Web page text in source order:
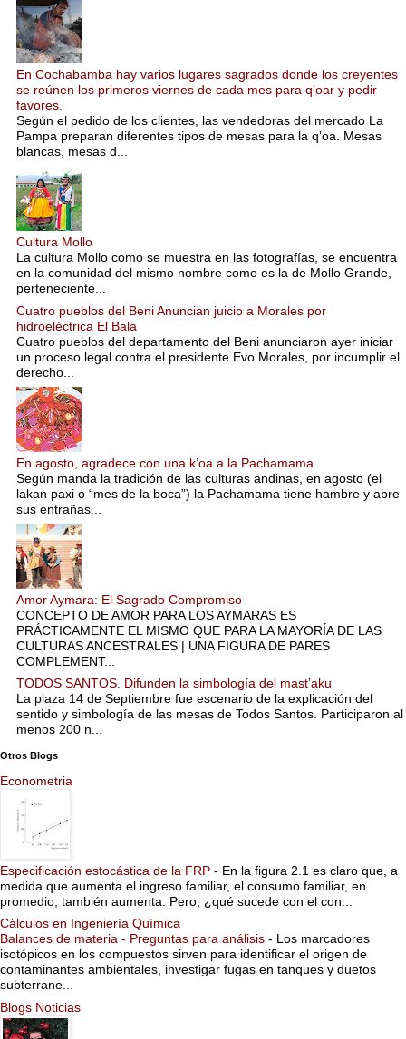
En Cochabamba hay varios lugares sagrados donde los creyentes
se reúnen los primeros viernes de cada mes para q’oar y pedir
favores.
Según el pedido de los clientes, las vendedoras del mercado La
Pampa preparan diferentes tipos de mesas para la q’oa. Mesas
blancas, mesas d...
Cultura Mollo
La cultura Mollo como se muestra en las fotografías, se encuentra
en la comunidad del mismo nombre como es la de Mollo Grande,
perteneciente...
Cuatro pueblos del Beni Anuncian juicio a Morales por
hidroeléctrica El Bala
Cuatro pueblos del departamento del Beni anunciaron ayer iniciar
un proceso legal contra el presidente Evo Morales, por incumplir el
derecho...
En agosto, agradece con una k’oa a la Pachamama
Según manda la tradición de las culturas andinas, en agosto (el
lakan paxi o “mes de la boca”) la Pachamama tiene hambre y abre
sus entrañas...
Amor Aymara: El Sagrado Compromiso
CONCEPTO DE AMOR PARA LOS AYMARAS ES
PRÁCTICAMENTE EL MISMO QUE PARA LA MAYORÍA DE LAS
CULTURAS ANCESTRALES | UNA FIGURA DE PARES
COMPLEMENT...
TODOS SANTOS. Difunden la simbología del mast’aku
La plaza 14 de Septiembre fue escenario de la explicación del
sentido y simbología de las mesas de Todos Santos. Participaron al
menos 200 n...
Otros Blogs
Econometria
Especificación estocástica de la FRP - En la figura 2.1 es claro que, a
medida que aumenta el ingreso familiar, el consumo familiar, en
promedio, también aumenta. Pero, ¿qué sucede con el con...
Cálculos en Ingeniería Química
Balances de materia - Preguntas para análisis - Los marcadores
isotópicos en los compuestos sirven para identificar el origen de
contaminantes ambientales, investigar fugas en tanques y duetos
subterrane...
Blogs Noticias